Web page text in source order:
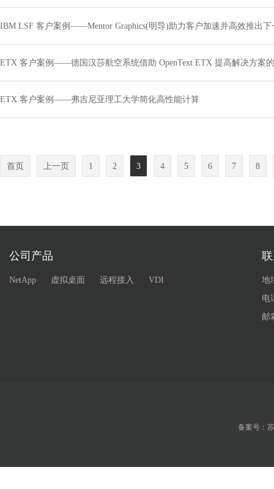
IBM LSF 客户案例——Mentor Graphics(明导)助力客户加速并高效推出下
ETX 客户案例——德国汉莎航空系统借助 OpenText ETX 提高解决方案
ETX 客户案例——弗吉尼亚理工大学简化高性能计算
首页 上一页 1 2 3 4 5 6 7 8
公司产品
NetApp 虚拟桌面 远程接入 VDI
地
电
邮
备案号：